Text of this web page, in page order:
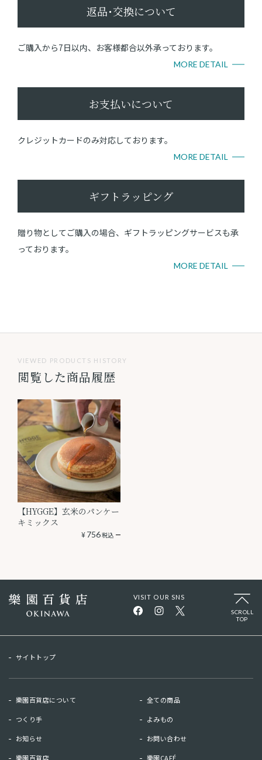
返品･交換について
ご購入から7日以内、お客様都合以外承っております。
MORE DETAIL
お支払いについて
クレジットカードのみ対応しております。
MORE DETAIL
ギフトラッピング
贈り物としてご購入の場合、ギフトラッピングサービスも承
っております。
MORE DETAIL
VIEWED PRODUCTS HISTORY
閲覧した商品履歴
【HYGGE】玄米のパンケー
キミックス
¥756税込
VISIT OUR SNS
SCROLL
TOP
サイトトップ
樂園百貨店について 全ての商品
つくり手 よみもの
お知らせ お問い合わせ
樂園百貨店 樂園CAFÉ